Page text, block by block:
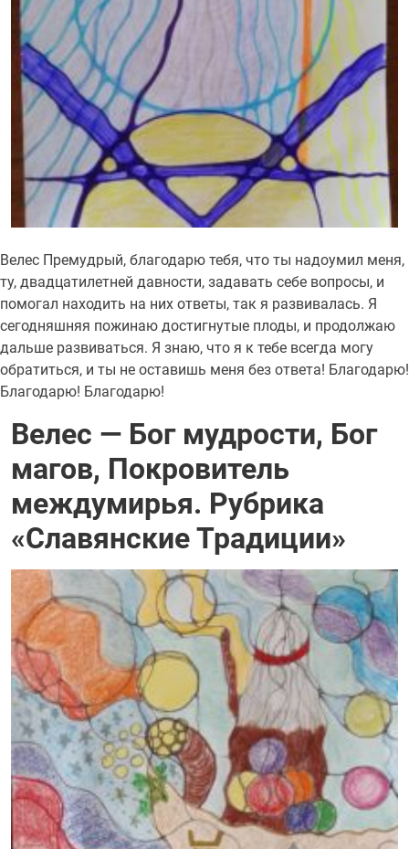
Велес Премудрый, благодарю тебя, что ты надоумил меня,
ту, двадцатилетней давности, задавать себе вопросы, и
помогал находить на них ответы, так я развивалась. Я
сегодняшняя пожинаю достигнутые плоды, и продолжаю
дальше развиваться. Я знаю, что я к тебе всегда могу
обратиться, и ты не оставишь меня без ответа! Благодарю!
Благодарю! Благодарю!
Велес — Бог мудрости, Бог
магов, Покровитель
междумирья. Рубрика
«Славянские Традиции»